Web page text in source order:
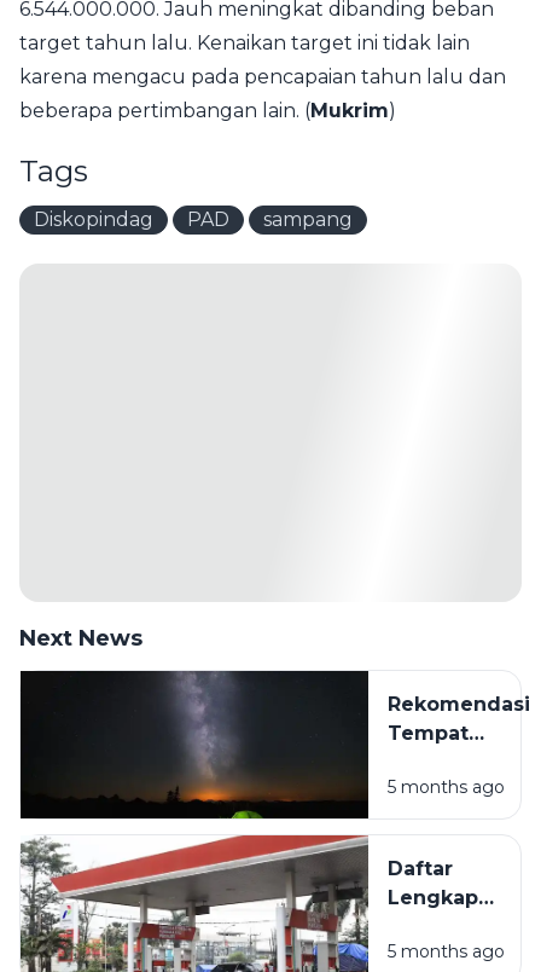
6.544.000.000. Jauh meningkat dibanding beban
target tahun lalu. Kenaikan target ini tidak lain
karena mengacu pada pencapaian tahun lalu dan
beberapa pertimbangan lain. (Mukrim)
Tags
Diskopindag PAD sampang
Next News
Rekomendasi
Tempat
di Sampang
Madura
Liburan Akhir
Pekan
5 months ago
Daftar
Lengkap
SPBU di
5 months ago